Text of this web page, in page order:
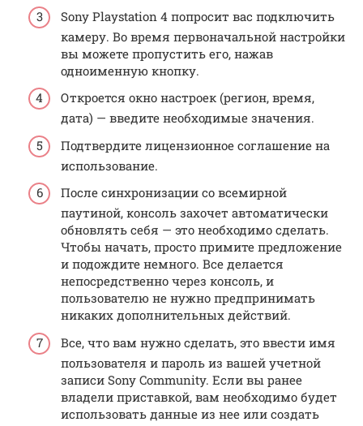
Sony Playstation 4 попросит вас подключить
камеру. Во время первоначальной настройки
вы можете пропустить его, нажав
одноименную кнопку.
Откроется окно настроек (регион, время,
дата) — введите необходимые значения.
Подтвердите лицензионное соглашение на
использование.
После синхронизации со всемирной
паутиной, консоль захочет автоматически
обновлять себя — это необходимо сделать.
Чтобы начать, просто примите предложение
и подождите немного. Все делается
непосредственно через консоль, и
пользователю не нужно предпринимать
никаких дополнительных действий.
Все, что вам нужно сделать, это ввести имя
пользователя и пароль из вашей учетной
записи Sony Community. Если вы ранее
владели приставкой, вам необходимо будет
использовать данные из нее или создать